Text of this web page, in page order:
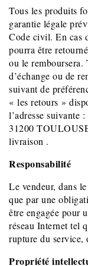
Tous les produits
garantie légale
Code civil. En cas
pourra être
ou le remboursera.
d’échange ou de
suivant de
« les retours »
l’adresse suivante
31200
livraison .
Responsabilité
Le vendeur, dans
que par une
être engagée pour
réseau Internet tel
rupture du service,
Propriété